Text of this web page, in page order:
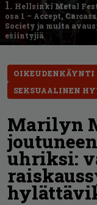
1. Hellsinki Metal
osa 1 – Accept,
Society ja muita
esiintyjiä
OIKEUDENKÄYNTI
SEKSUAALINEN
Marilyn
uhriksi: